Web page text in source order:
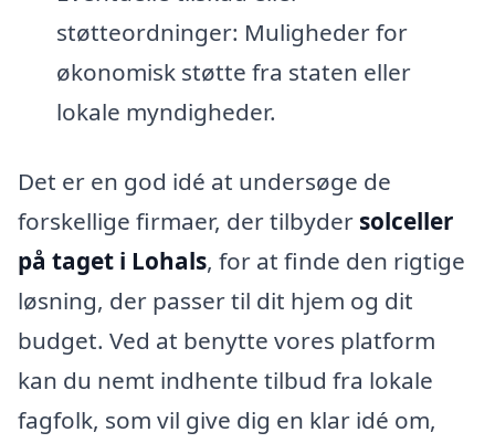
støtteordninger: Muligheder for
økonomisk støtte fra staten eller
lokale myndigheder.
Det er en god idé at undersøge de
forskellige firmaer, der tilbyder solceller
på taget i Lohals, for at finde den rigtige
løsning, der passer til dit hjem og dit
budget. Ved at benytte vores platform
kan du nemt indhente tilbud fra lokale
fagfolk, som vil give dig en klar idé om,